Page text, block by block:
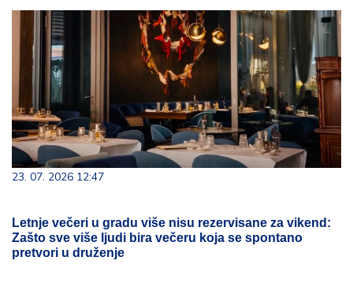
23. 07. 2026 12:47
Letnje večeri u gradu više nisu rezervisane za vikend:
Zašto sve više ljudi bira večeru koja se spontano
pretvori u druženje